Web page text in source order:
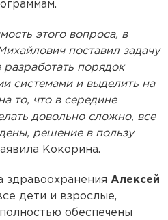
этого вопроса, в
поставил задачу
порядок
системами и выделить на
то, что в середине
довольно сложно, все
решение в пользу
Кокорина.
здравоохранения Алексей
дети и взрослые,
обеспечены